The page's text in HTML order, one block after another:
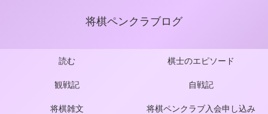
将棋ペンクラブログ
読む 棋士のエピソード
観戦記 自戦記
将棋雑文 将棋ペンクラブ入会申し込み